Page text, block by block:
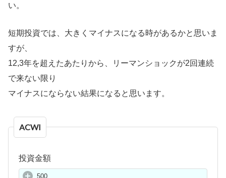
い。
短期投資では、大きくマイナスになる時があるかと思いま
すが、
12,3年を超えたあたりから、リーマンショックが2回連続
で来ない限り
マイナスにならない結果になると思います。
ACWI
投資金額